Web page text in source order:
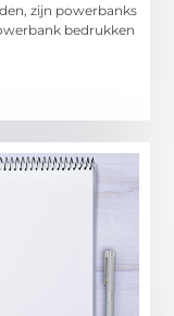
zijn powerbanks
bedrukken